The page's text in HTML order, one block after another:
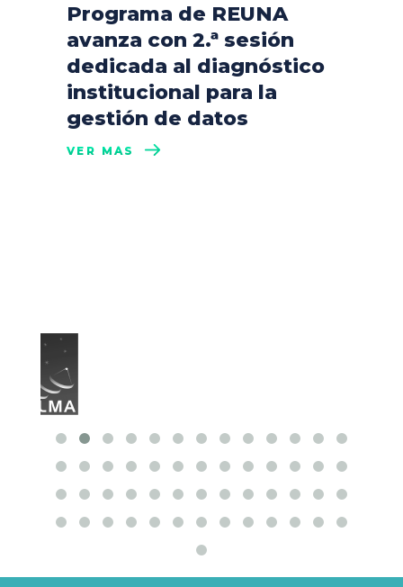
Programa de REUNA
avanza con 2.ª sesión
dedicada al diagnóstico
institucional para la
gestión de datos
VER MÁS